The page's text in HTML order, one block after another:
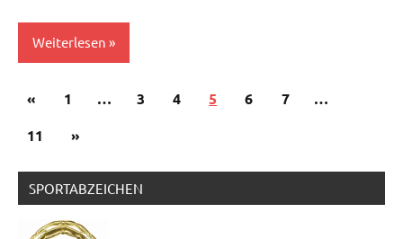
Weiterlesen
Seitennummerierung
der
«Vorherige
1 … 3 4 5 6 7
…
11
Nächste
»
SPORTABZEICHEN